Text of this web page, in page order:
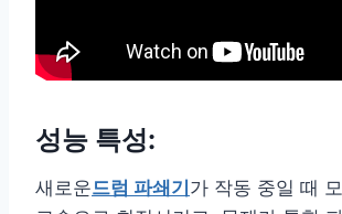
성능 특성:
새로운드럼 파쇄기가 작동 중일 때